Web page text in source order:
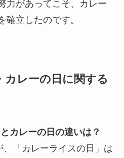
力があってこそ、カレー
確立したのです。
カレーの日に関する
カレーの日の違いは？
、「カレーライスの日」は